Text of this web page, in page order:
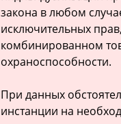
закона в любом
исключительных
комбинированном
охраноспособности.
При данных
инстанции на